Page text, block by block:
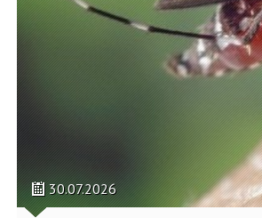
30.07.2026